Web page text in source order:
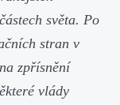
světa. Po
stran v
zpřísnění
vlády